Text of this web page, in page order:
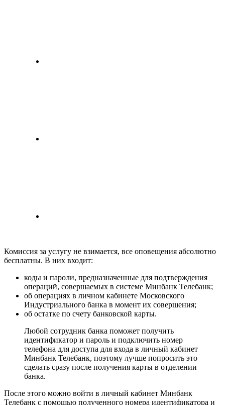
Комиссия за услугу не взимается, все оповещения абсолютно
бесплатны. В них входит:
коды и пароли, предназначенные для подтверждения
операций, совершаемых в системе Минбанк Телебанк;
об операциях в личном кабинете Московского
Индустриального банка в момент их совершения;
об остатке по счету банковской карты.
Любой сотрудник банка поможет получить
идентификатор и пароль и подключить номер
телефона для доступа для входа в личный кабинет
Минбанк Телебанк, поэтому лучше попросить это
сделать сразу после получения карты в отделении
банка.
После этого можно войти в личный кабинет Минбанк
Телебанк с помощью полученного номера идентификатора и